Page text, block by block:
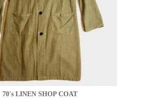
70's LINEN SHOP COAT